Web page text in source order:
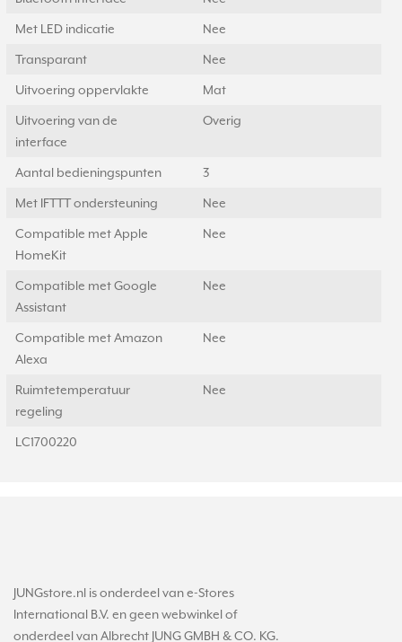
Met LED indicatie Nee
Transparant Nee
Uitvoering oppervlakte Mat
Uitvoering van de
interface
Overig
Aantal bedieningspunten 3
Met IFTTT ondersteuning Nee
Compatible met Apple
HomeKit
Nee
Compatible met Google
Assistant
Nee
Compatible met Amazon
Alexa
Nee
Ruimtetemperatuur
regeling
Nee
LC1700220
JUNGstore.nl is onderdeel van e-Stores
International B.V. en geen webwinkel of
onderdeel van Albrecht JUNG GMBH & CO. KG.